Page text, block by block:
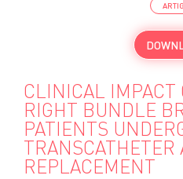
CLINICAL IMPACT
RIGHT BUNDLE
PATIENTS
TRANSCATHETER
REPLACEMENT